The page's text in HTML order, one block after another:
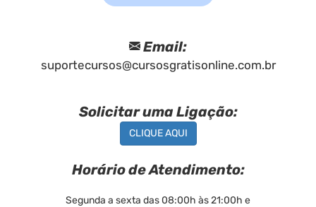
Email:
suportecursos@cursosgratisonline.com.br
Solicitar uma Ligação:
CLIQUE AQUI
Horário de Atendimento:
Segunda a sexta das 08:00h às 21:00h e